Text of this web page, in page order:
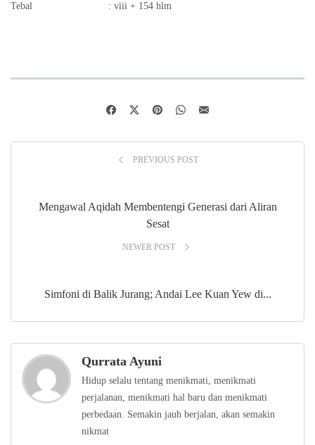
Tebal : viii + 154 hlm
PREVIOUS POST
Mengawal Aqidah Membentengi Generasi dari Aliran
Sesat
NEWER POST
Simfoni di Balik Jurang; Andai Lee Kuan Yew di...
Qurrata Ayuni
Hidup selalu tentang menikmati, menikmati
perjalanan, menikmati hal baru dan menikmati
perbedaan. Semakin jauh berjalan, akan semakin
nikmat